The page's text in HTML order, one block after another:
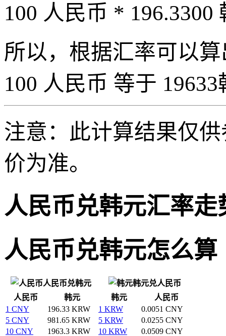
100 人民币 * 196.3300
所以，根据汇率可以
100 人民币 等于
注意：此计算结果仅
价为准。
人民币兑韩元汇率走
人民币兑韩元怎么算
人民币兑韩元
韩元兑人民币
人民币
韩元 韩元
人民币
1 CNY
196.33 KRW 1 KRW
0.0051 CNY
5 CNY
981.65 KRW 5 KRW
0.0255 CNY
10 CNY
1963.3 KRW 10 KRW
0.0509 CNY